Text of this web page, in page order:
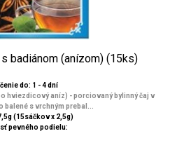
s badiánom (anízom) (15ks)
do: 1 - 4 dní
hviezdicový aníz) - porciovaný bylinný čaj v
s vrchným prebal...
(15sáčkov x 2,5g)
pevného podielu: